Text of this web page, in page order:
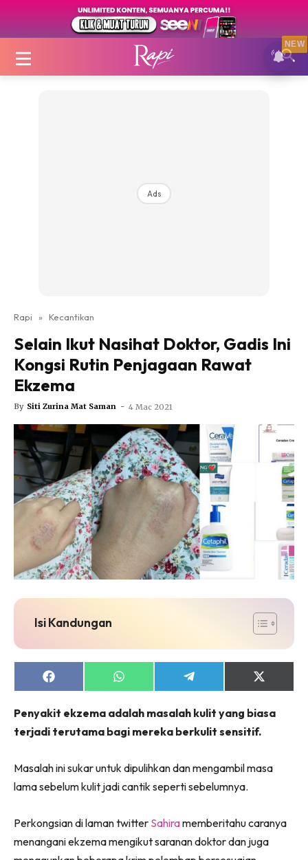
Login|Register
Nutrisi
Video
Fit Rapi
Hub Ideaktiv
Polisi Privasi
Langgan Sekarang
Langganan anda telah diterima. Terima kasih!
Lubuk konten Kesihatan dan penjagaan diri
segalanya di seeNI. Rapi kini di seeNI.
Ads
Rapi » Kecantikan
Selain Ikut Nasihat Doktor, Gadis Ini
Kongsi Rutin Penjagaan Rawat
Ekzema
By Siti Zurina Mat Saman - 4 Mac 2021
Isi Kandungan
Share
on
Share
on
Share
on
Share
on
(Twitter)
Penyakit ekzema adalah masalah kulit yang biasa
terjadi terutama bagi mereka berkulit sensitif.
Masalah ini sukar untuk dipulihkan dan mengambil masa
lama sebelum kulit jadi cantik seperti sebelumnya.
Perkongsian di laman twitter Sahiramemberitahu caranya
menangani ekzema mengikut saranan doktor dan juga
NEW